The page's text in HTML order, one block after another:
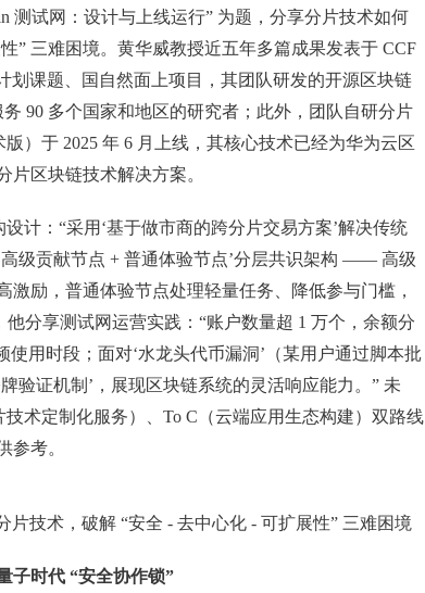
测试网：设计与上线运行” 为题，分享分片技术如何
” 三难困境。黄华威教授近五年多篇成果发表于 CCF
划课题、国自然面上项目，其团队研发的开源区块链
90 多个国家和地区的研究者；此外，团队自研分片
）于 2025 年 6 月上线，其核心技术已经为华为云区
片区块链技术解决方案。
计：“采用‘基于做市商的跨分片交易方案’解决传统
级贡献节点 + 普通体验节点’分层共识架构 —— 高级
励，普通体验节点处理轻量任务、降低参与门槛，
分享测试网运营实践：“账户数量超 1 万个，余额分
使用时段；面对‘水龙头代币漏洞’（某用户通过脚本批
验证机制’，展现区块链系统的灵活响应能力。” 未
技术定制化服务）、To C（云端应用生态构建）双路线
参考。
片技术，破解 “安全 - 去中心化 - 可扩展性” 三难困境
子时代 “安全协作锁”